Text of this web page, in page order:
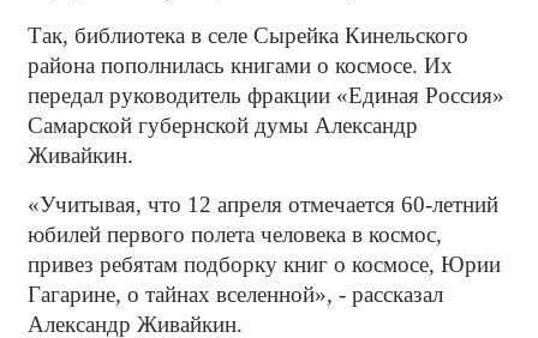
Так, библиотека в селе Сырейка Кинельского
района пополнилась книгами о космосе. Их
передал руководитель фракции «Единая Россия»
Самарской губернской думы Александр
Живайкин.
«Учитывая, что 12 апреля отмечается 60-летний
юбилей первого полета человека в космос,
привез ребятам подборку книг о космосе, Юрии
Гагарине, о тайнах вселенной», - рассказал
Александр Живайкин.